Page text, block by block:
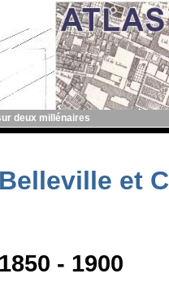
deux millénaires
Belleville et
1850 - 1900